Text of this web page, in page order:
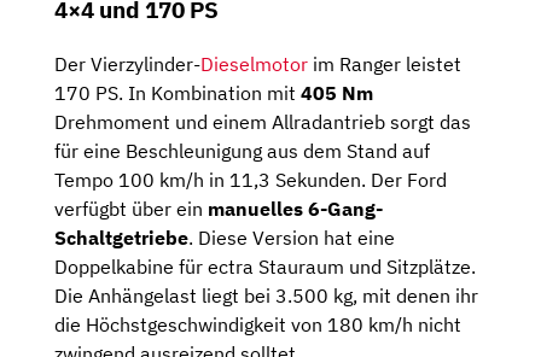
4×4 und 170 PS
Der Vierzylinder-Dieselmotor im Ranger leistet
170 PS. In Kombination mit 405 Nm
Drehmoment und einem Allradantrieb sorgt das
für eine Beschleunigung aus dem Stand auf
Tempo 100 km/h in 11,3 Sekunden. Der Ford
verfügbt über ein manuelles 6-Gang-
Schaltgetriebe. Diese Version hat eine
Doppelkabine für ectra Stauraum und Sitzplätze.
Die Anhängelast liegt bei 3.500 kg, mit denen ihr
die Höchstgeschwindigkeit von 180 km/h nicht